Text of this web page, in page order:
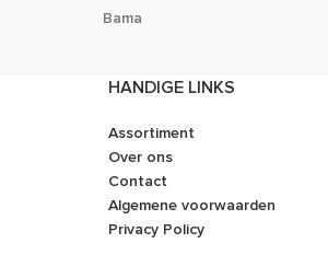
Bama
HANDIGE LINKS
Assortiment
Over ons
Contact
Algemene voorwaarden
Privacy Policy